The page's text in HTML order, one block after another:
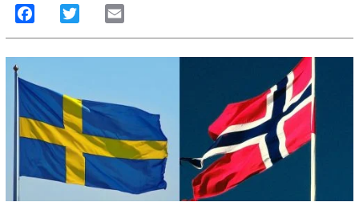
Facebook Twitter